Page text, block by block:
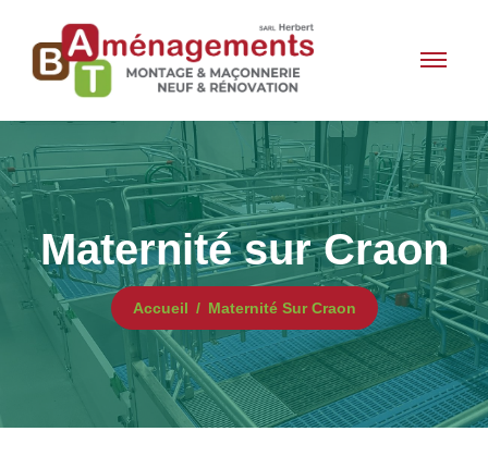
Maternité sur Craon
Accueil Maternité Sur Craon